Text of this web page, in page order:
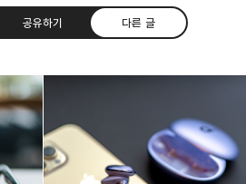
공유하기 다른 글
오톡 라인 트위터